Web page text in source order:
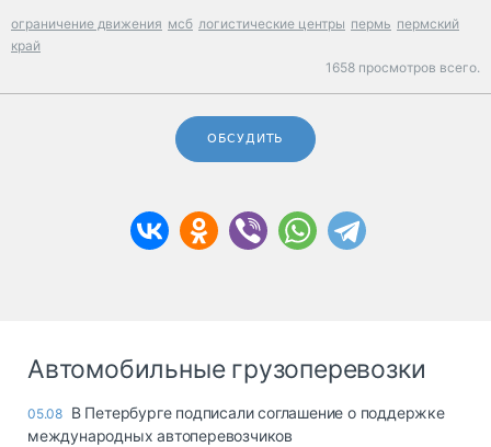
ограничение движения мсб логистические центры пермь пермский
край
1658 просмотров всего.
ОБСУДИТЬ
Автомобильные грузоперевозки
05.08 В Петербурге подписали соглашение о поддержке
международных автоперевозчиков